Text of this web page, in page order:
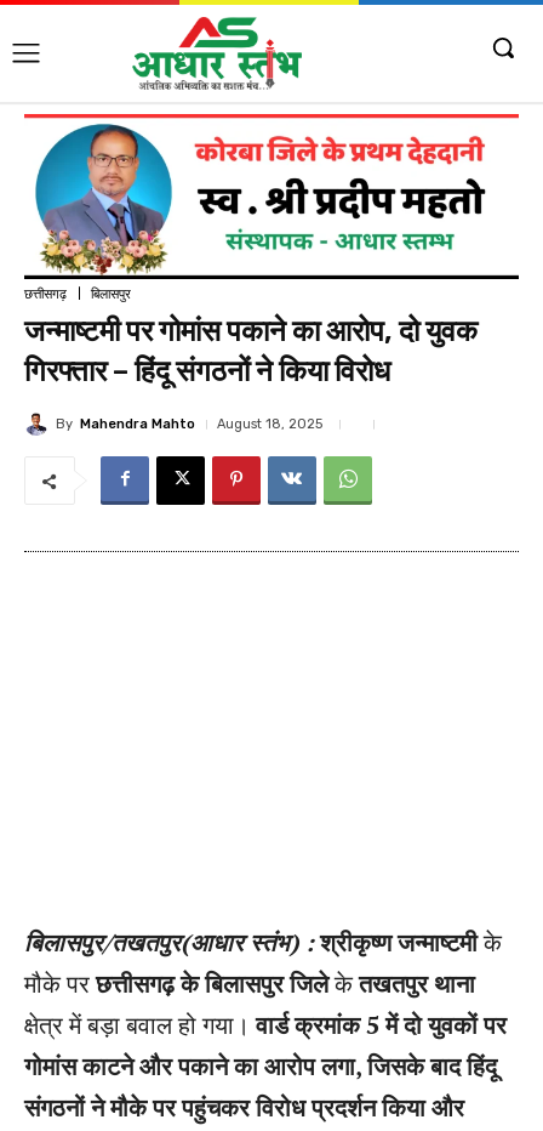
छत्तीसगढ़ बिलासपुर
जन्माष्टमी पर गोमांस पकाने का आरोप, दो युवक
गिरफ्तार – हिंदू संगठनों ने किया विरोध
By Mahendra Mahto August 18, 2025
बिलासपुर/तखतपुर(आधार स्तंभ) :श्रीकृष्ण जन्माष्टमीके
मौके परछत्तीसगढ़ के बिलासपुर जिलेकेतखतपुर थाना
क्षेत्र में बड़ा बवाल हो गया।वार्ड क्रमांक 5 में दो युवकों पर
गोमांस काटने और पकाने का आरोप लगा, जिसके बाद हिंदू
संगठनों ने मौके पर पहुंचकर विरोध प्रदर्शन किया और